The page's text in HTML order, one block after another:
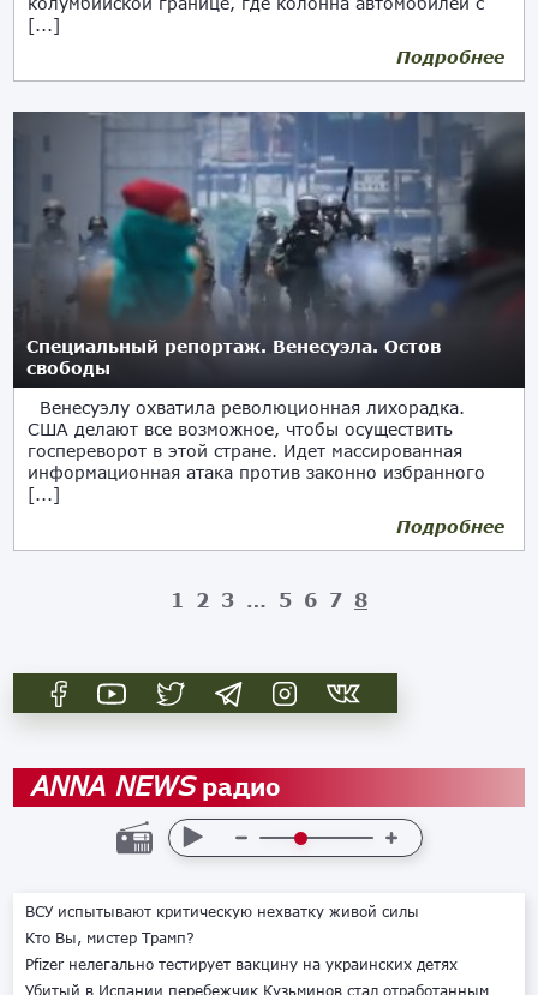
[...]
Подробнее
Специальный репортаж. Венесуэла. Остов
свободы
Венесуэлу охватила революционная лихорадка.
США делают все возможное, чтобы осуществить
госпереворот в этой стране. Идет массированная
информационная атака против законно избранного
[...]
Подробнее
1 2 3 … 5 6 7 8
ANNA NEWSрадио
ВСУ испытывают критическую нехватку живой силы
Кто Вы, мистер Трамп?
Pfizer нелегально тестирует вакцину на украинских детях
Убитый в Испании перебежчик Кузьминов стал отработанным